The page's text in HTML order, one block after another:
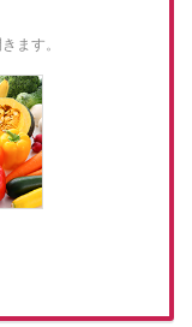
ます。